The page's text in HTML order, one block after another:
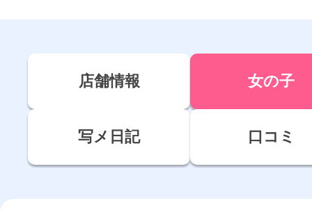
店舗情報 女の子
写メ日記 口コミ